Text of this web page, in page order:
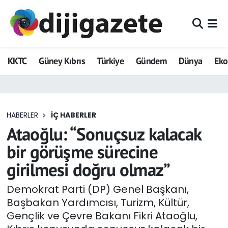
KKTC Güney Kıbrıs Türkiye Gündem Dünya
HABERLER İÇ HABERLER
Ataoğlu: “Sonuçsuz kalacak
bir görüşme sürecine
girilmesi doğru olmaz”
Demokrat Parti (DP) Genel Başkanı,
Başbakan Yardımcısı, Turizm, Kültür,
Gençlik ve Çevre Bakanı Fikri Ataoğlu,
ADVERTORIAL
Dijigazete
Eğitim
Ekonomi
Foto Galeri
GEZİ
Güncel
Hava Durumu
Trafik Durumu
Tüm Manşetler
Son Dakika Haberleri
Haber Arşivi